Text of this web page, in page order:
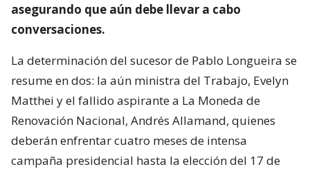
asegurando que aún debe llevar a cabo
conversaciones.
La determinación del sucesor de Pablo Longueira se
resume en dos: la aún ministra del Trabajo, Evelyn
Matthei y el fallido aspirante a La Moneda de
Renovación Nacional, Andrés Allamand, quienes
deberán enfrentar cuatro meses de intensa
campaña presidencial hasta la elección del 17 de